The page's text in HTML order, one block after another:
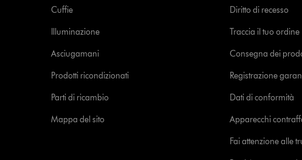
Cuffie
Illuminazione
Asciugamani
Prodotti ricondizionati
Parti di ricambio
Mappa del sito
Diritto di recesso
Traccia il tuo ordine
Consegna dei
Registrazione
Dati di conformità
Apparecchi
Fai attenzione alle